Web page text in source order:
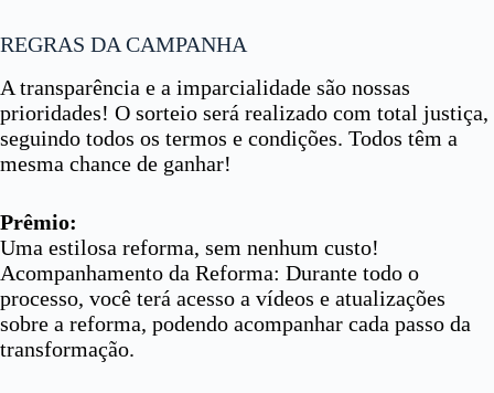
REGRAS DA CAMPANHA
A transparência e a imparcialidade são nossas
prioridades! O sorteio será realizado com total justiça,
seguindo todos os termos e condições. Todos têm a
mesma chance de ganhar!
Prêmio:
Uma estilosa reforma, sem nenhum custo!
Acompanhamento da Reforma: Durante todo o
processo, você terá acesso a vídeos e atualizações
sobre a reforma, podendo acompanhar cada passo da
transformação.